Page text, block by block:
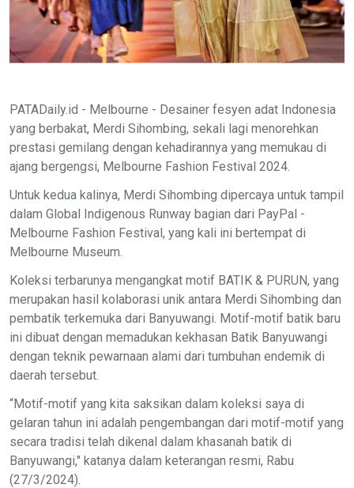
PATADaily.id - Melbourne - Desainer fesyen adat Indonesia
yang berbakat, Merdi Sihombing, sekali lagi menorehkan
prestasi gemilang dengan kehadirannya yang memukau di
ajang bergengsi, Melbourne Fashion Festival 2024.
Untuk kedua kalinya, Merdi Sihombing dipercaya untuk tampil
dalam Global Indigenous Runway bagian dari PayPal -
Melbourne Fashion Festival, yang kali ini bertempat di
Melbourne Museum.
Koleksi terbarunya mengangkat motif BATIK & PURUN, yang
merupakan hasil kolaborasi unik antara Merdi Sihombing dan
pembatik terkemuka dari Banyuwangi. Motif-motif batik baru
ini dibuat dengan memadukan kekhasan Batik Banyuwangi
dengan teknik pewarnaan alami dari tumbuhan endemik di
daerah tersebut.
“Motif-motif yang kita saksikan dalam koleksi saya di
gelaran tahun ini adalah pengembangan dari motif-motif yang
secara tradisi telah dikenal dalam khasanah batik di
Banyuwangi," katanya dalam keterangan resmi, Rabu
(27/3/2024).